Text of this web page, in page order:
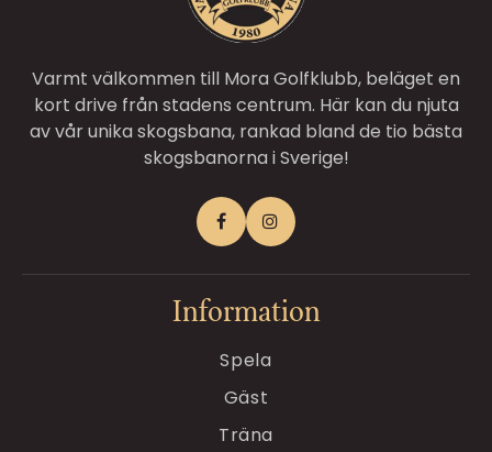
Varmt välkommen till Mora Golfklubb, beläget en
kort drive från stadens centrum. Här kan du njuta
av vår unika skogsbana, rankad bland de tio bästa
skogsbanorna i Sverige!
Information
Spela
Gäst
Träna